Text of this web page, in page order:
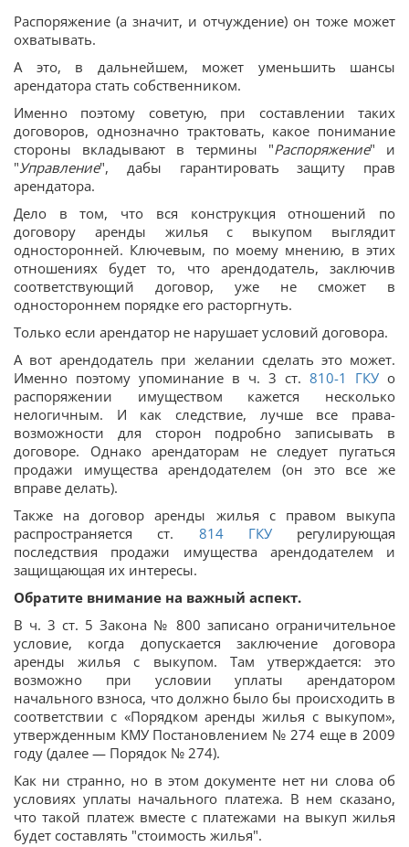
Распоряжение (а значит, и отчуждение) он тоже может
охватывать.
А это, в дальнейшем, может уменьшить шансы
арендатора стать собственником.
Именно поэтому советую, при составлении таких
договоров, однозначно трактовать, какое понимание
стороны вкладывают в термины "Распоряжение" и
"Управление", дабы гарантировать защиту прав
арендатора.
Дело в том, что вся конструкция отношений по
договору аренды жилья с выкупом выглядит
односторонней. Ключевым, по моему мнению, в этих
отношениях будет то, что арендодатель, заключив
соответствующий договор, уже не сможет в
одностороннем порядке его расторгнуть.
Только если арендатор не нарушает условий договора.
А вот арендодатель при желании сделать это может.
Именно поэтому упоминание в ч. 3 ст. 810-1 ГКУ о
распоряжении имуществом кажется несколько
нелогичным. И как следствие, лучше все права-
возможности для сторон подробно записывать в
договоре. Однако арендаторам не следует пугаться
продажи имущества арендодателем (он это все же
вправе делать).
Также на договор аренды жилья с правом выкупа
распространяется ст. 814 ГКУрегулирующая
последствия продажи имущества арендодателем и
защищающая их интересы.
Обратите внимание на важный аспект.
В ч. 3 ст. 5 Закона № 800 записано ограничительное
условие, когда допускается заключение договора
аренды жилья с выкупом. Там утверждается: это
возможно при условии уплаты арендатором
начального взноса, что должно было бы происходить в
соответствии с «Порядком аренды жилья с выкупом»,
утвержденным КМУ Постановлением № 274 еще в 2009
году (далее — Порядок № 274).
Как ни странно, но в этом документе нет ни слова об
условиях уплаты начального платежа. В нем сказано,
что такой платеж вместе с платежами на выкуп жилья
будет составлять "стоимость жилья".